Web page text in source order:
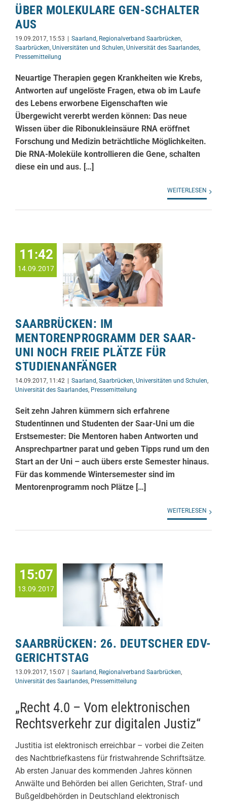
ÜBER MOLEKULARE GEN-SCHALTER
AUS
19.09.2017, 15:53 Saarland, Regionalverband Saarbrücken,
Saarbrücken, Universitäten und Schulen, Universität des Saarlandes,
Pressemitteilung
Neuartige Therapien gegen Krankheiten wie Krebs,
Antworten auf ungelöste Fragen, etwa ob im Laufe
des Lebens erworbene Eigenschaften wie
Übergewicht vererbt werden können: Das neue
Wissen über die Ribonukleinsäure RNA eröffnet
Forschung und Medizin beträchtliche Möglichkeiten.
Die RNA-Moleküle kontrollieren die Gene, schalten
diese ein und aus. […]
WEITERLESEN
11:42
14.09.2017
SAARBRÜCKEN: IM
MENTORENPROGRAMM DER SAAR-
UNI NOCH FREIE PLÄTZE FÜR
STUDIENANFÄNGER
14.09.2017, 11:42 | Saarland Saarbrücken Universitäten und Schulen
Universität des Saarlandes Pressemitteilung
Seit zehn Jahren kümmern sich erfahrene
Studentinnen und Studenten der Saar-Uni um die
Erstsemester: Die Mentoren haben Antworten und
Ansprechpartner parat und geben Tipps rund um den
Start an der Uni – auch übers erste Semester hinaus.
Für das kommende Wintersemester sind im
Mentorenprogramm noch Plätze […]
WEITERLESEN
15:07
13.09.2017
SAARBRÜCKEN: 26. DEUTSCHER EDV-
GERICHTSTAG
13.09.2017, 15:07 Saarland, Regionalverband Saarbrücken,
Universität des Saarlandes, Pressemitteilung
„Recht 4.0 – Vom elektronischen
Rechtsverkehr zur digitalen Justiz“
Justitia ist elektronisch erreichbar – vorbei die Zeiten
des Nachtbriefkastens für fristwahrende Schriftsätze.
Ab ersten Januar des kommenden Jahres können
Anwälte und Behörden bei allen Gerichten, Straf- und
Bußgeldbehörden in Deutschland elektronisch